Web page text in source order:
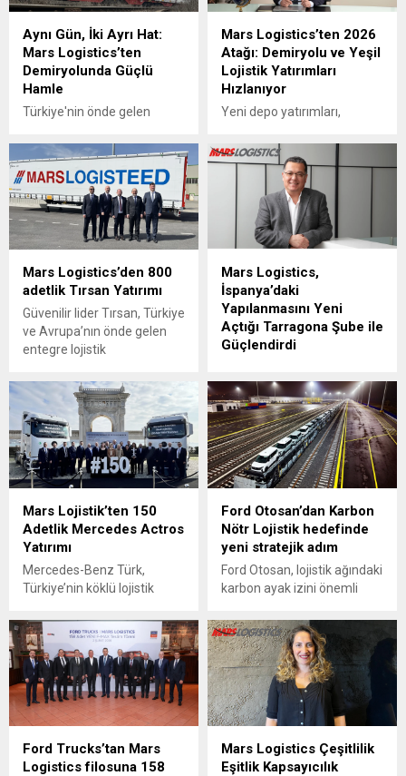
Aynı Gün, İki Ayrı Hat:
Mars Logistics’ten
Demiryolunda Güçlü
Hamle
Türkiye'nin önde gelen
Logistics, demiryolu ve
intermodal taşımacılık
alanındaki büyümesini yeni
hat yatırımlarıyla
sürdürürken, operasyonel
kapasitesini ileri taşıyan bir
Mars Logistics’ten 2026
Atağı: Demiryolu ve Yeşil
Lojistik Yatırımları
Hızlanıyor
Yeni depo yatırımları,
demiryolu kapasitesiyle
2026’ya güçlü bir giriş yapan
Mars Logistics, sürdürülebilir
büyüme hedefini intermodal
taşımacılık üzerine kuruyor.
Mars Logistics’den 800
adetlik Tırsan Yatırımı
Güvenilir lider Tırsan, Türkiye
ve Avrupa’nın önde gelen
entegre lojistik
Logistics’in 800 adetlik özel
siparişinin ilk 100 adedini
teslim etti.
Mars Logistics,
İspanya’daki
Yapılanmasını Yeni
Açtığı Tarragona Şube ile
Güçlendirdi
önde gelen lojistik
şirketlerinden Mars
Logistics, Avrupa'daki
büyüme ve yapılanma
stratejisi kapsamında
İspanya'da Barselona,
Tarragona'da da şube açtı.
Mars Lojistik’ten 150
Adetlik Mercedes Actros
Yatırımı
Mercedes-Benz Türk,
Türkiye’nin köklü lojistik
Logistics’e 150 adet
Mercedes Actros L ProCab
teslim ederek sektördeki
güçlü iş birliklerine bir
yenisini daha ekledi.
Ford Otosan’dan Karbon
Nötr Lojistik hedefinde
yeni stratejik adım
Ford Otosan, lojistik ağındaki
karbon ayak izini önemli
demiryolu projesini hayata
geçirdi.
Ford Trucks’tan Mars
Logistics filosuna 158
Mars Logistics Çeşitlilik
Eşitlik Kapsayıcılık